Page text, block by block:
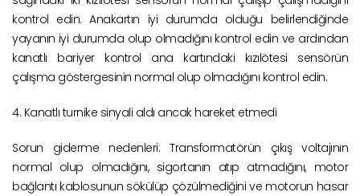
kontrol edin. Anakartın iyi durumda olduğu belirlendiğinde
yayanın iyi durumda olup olmadığını kontrol edin ve ardından
kanatlı bariyer kontrol ana kartındaki kızılötesi sensörün
çalışma göstergesinin normal olup olmadığını kontrol edin.
4. Kanatlı turnike sinyali aldı ancak hareket etmedi
Sorun giderme nedenleri: Transformatörün çıkış voltajının
normal olup olmadığını, sigortanın atıp atmadığını, motor
bağlantı kablosunun sökülüp çözülmediğini ve motorun hasar